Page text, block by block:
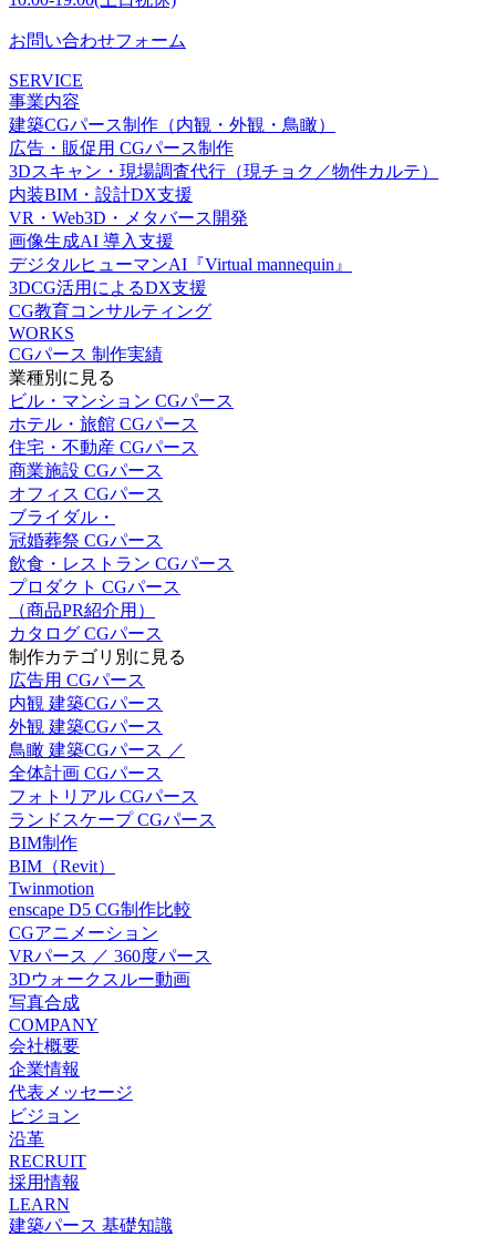
お問い合わせフォーム
SERVICE
事業内容
建築CGパース制作（内観・外観・鳥瞰）
広告・販促用 CGパース制作
3Dスキャン・現場調査代行（現チョク／物件カルテ）
内装BIM・設計DX支援
VR・Web3D・メタバース開発
画像生成AI 導入支援
デジタルヒューマンAI『Virtual mannequin』
3DCG活用によるDX支援
CG教育コンサルティング
WORKS
CGパース 制作実績
業種別に見る
ビル・マンション CGパース
ホテル・旅館 CGパース
住宅・不動産 CGパース
商業施設 CGパース
オフィス CGパース
ブライダル・
冠婚葬祭 CGパース
飲食・レストラン CGパース
プロダクト CGパース
（商品PR紹介用）
カタログ CGパース
制作カテゴリ別に見る
広告用 CGパース
内観 建築CGパース
外観 建築CGパース
鳥瞰 建築CGパース ／
全体計画 CGパース
フォトリアル CGパース
ランドスケープ CGパース
BIM制作
BIM（Revit）
Twinmotion
enscape D5 CG制作比較
CGアニメーション
VRパース ／ 360度パース
3Dウォークスルー動画
写真合成
COMPANY
会社概要
企業情報
代表メッセージ
ビジョン
沿革
RECRUIT
採用情報
LEARN
建築パース 基礎知識